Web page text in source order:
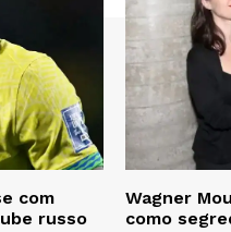
com
russo
Wagner
como